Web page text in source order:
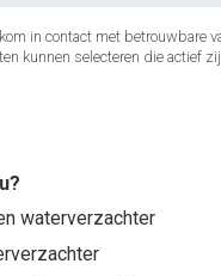
in contact met betrouwbare
kunnen selecteren die actief
waterverzachter